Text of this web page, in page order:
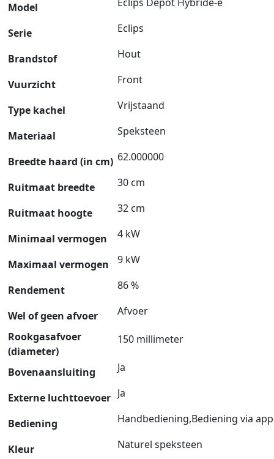
Model
Serie Eclips
Brandstof Hout
Vuurzicht Front
Type kachel Vrijstaand
Materiaal Speksteen
Breedte haard (in cm) 62.000000
Ruitmaat breedte 30 cm
Ruitmaat hoogte 32 cm
Minimaal vermogen 4 kW
Maximaal vermogen 9 kW
Rendement 86 %
Wel of geen afvoer
Afvoer
Rookgasafvoer
(diameter)
150 millimeter
Bovenaansluiting Ja
Externe luchttoevoer Ja
Bediening Handbediening,Bediening via app
Kleur Naturel speksteen